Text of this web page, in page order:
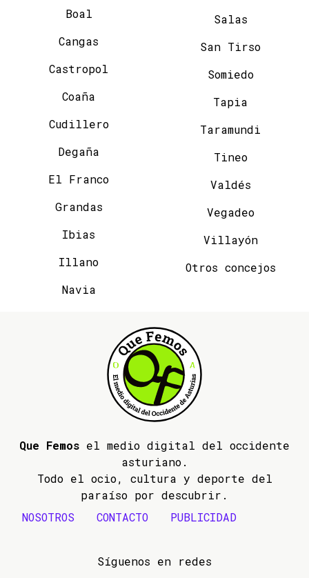
Boal
Cangas
Castropol
Coaña
Cudillero
Degaña
El Franco
Grandas
Ibias
Illano
Navia
Salas
San Tirso
Somiedo
Tapia
Taramundi
Tineo
Valdés
Vegadeo
Villayón
Otros concejos
Que Femos el medio digital del occidente
asturiano.
Todo el ocio, cultura y deporte del
paraíso por descubrir.
NOSOTROS
CONTACTO PUBLICIDAD
Síguenos en redes